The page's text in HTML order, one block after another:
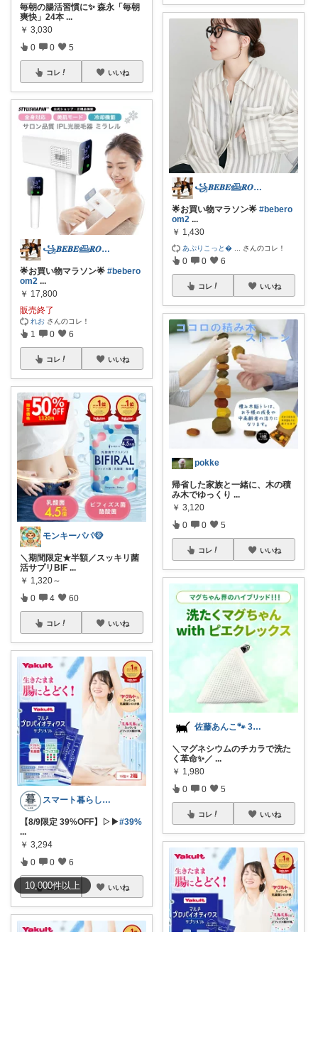
10,000件以上
毎朝の腸活習慣に✨ 森永「毎朝
爽快」24本 ...
￥ 3,030
0 0 5
コレ いいね
꧁𝑩𝑬𝑩𝑬𓊝𝑹𝑶𝑶𝑴꧂
🌟お買い物マラソン🌟 #bebero
om2 ...
￥ 17,800
販売終了
れお さんのコレ！
1 0 6
コレ いいね
モンキーパパ🐵
＼期間限定★半額／スッキリ菌
活サプリBIF ...
￥ 1,320～
0 4 60
コレ いいね
スマート暮らしラボ
【8/9限定 39%OFF】▷▶︎#39%
...
￥ 3,294
0 0 6
コレ いいね
꧁𝑩𝑬𝑩𝑬𓊝𝑹𝑶𝑶𝑴꧂
🌟お買い物マラソン🌟 #bebero
om2 ...
￥ 1,430
あぷりこっと さんのコレ！
0 0 6
コレ いいね
pokke
帰省した家族と一緒に、木の積
み木でゆっくり ...
￥ 3,120
0 0 5
コレ いいね
佐藤あんこ🐾 30代OLの暮らし
＼マグネシウムのチカラで洗た
く革命✨／ ...
￥ 1,980
0 0 5
コレ いいね